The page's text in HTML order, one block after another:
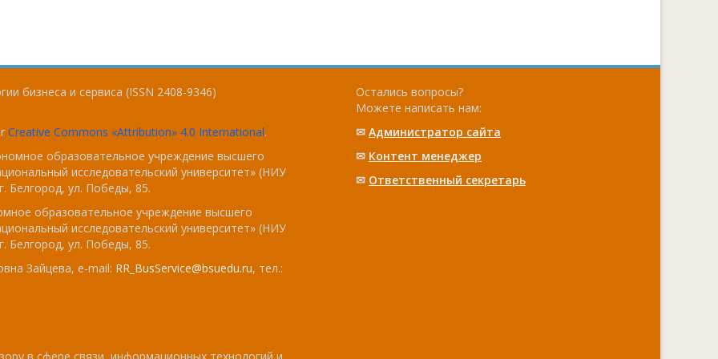
бизнеса и сервиса (ISSN 2408-9346)
Creative Commons «Attribution» 4.0 International.
образовательное учреждение высшего
исследовательский университет» (НИУ
Белгород, ул. Победы, 85.
образовательное учреждение высшего
исследовательский университет» (НИУ
Белгород, ул. Победы, 85.
Зайцева, e-mail: RR_BusService@bsuedu.ru, тел.:
Остались вопросы?
Можете написать нам:
✉ Администратор сайта
✉ Контент менеджер
✉ Ответственный cекретарь